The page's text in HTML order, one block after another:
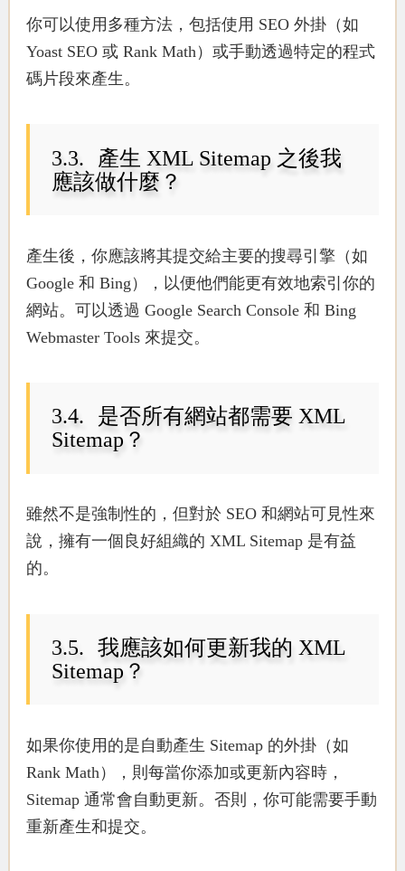
你可以使用多種方法，包括使用 SEO 外掛（如
Yoast SEO 或 Rank Math）或手動透過特定的程式
碼片段來產生。
產生 XML Sitemap 之後我
應該做什麼？
產生後，你應該將其提交給主要的搜尋引擎（如
Google 和 Bing），以便他們能更有效地索引你的
網站。可以透過 Google Search Console 和 Bing
Webmaster Tools 來提交。
是否所有網站都需要 XML
Sitemap？
雖然不是強制性的，但對於 SEO 和網站可見性來
說，擁有一個良好組織的 XML Sitemap 是有益
的。
我應該如何更新我的 XML
Sitemap？
如果你使用的是自動產生 Sitemap 的外掛（如
Rank Math），則每當你添加或更新內容時，
Sitemap 通常會自動更新。否則，你可能需要手動
重新產生和提交。